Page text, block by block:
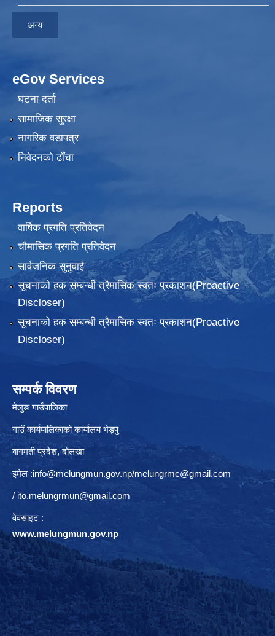
अन्य
eGov Services
घटना दर्ता
सामाजिक सुरक्षा
नागरिक वडापत्र
निवेदनकाे ढाँचा
Reports
वार्षिक प्रगति प्रतिवेदन
चौमासिक प्रगति प्रतिवेदन
सार्वजनिक सुनुवाई
सूचनाको हक सम्बन्धी त्रैमासिक स्वतः प्रकाशन(Proactive
Discloser)
सूचनाको हक सम्बन्धी त्रैमासिक स्वतः प्रकाशन(Proactive
Discloser)
सम्पर्क विवरण
मेलुङ गाउँपालिका
गाउँ कार्यपालिकाको कार्यालय भेड्पु
बागमती प्रदेश, दाेलखा
इमेल :info@melungmun.gov.np/melungrmc@gmail.com
/ ito.melungrmun@gmail.com
वेवसाइट :
www.melungmun.gov.np